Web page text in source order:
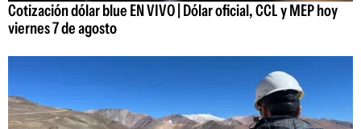
Cotización dólar blue EN VIVO | Dólar oficial, CCL y MEP hoy
viernes 7 de agosto